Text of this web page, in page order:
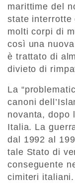
marittime del
state interrotte
molti corpi di
così una
è trattato di
divieto di
La
canoni
novanta, dopo
Italia. La
dal 1992 al
tale Stato di
conseguente
cimiteri